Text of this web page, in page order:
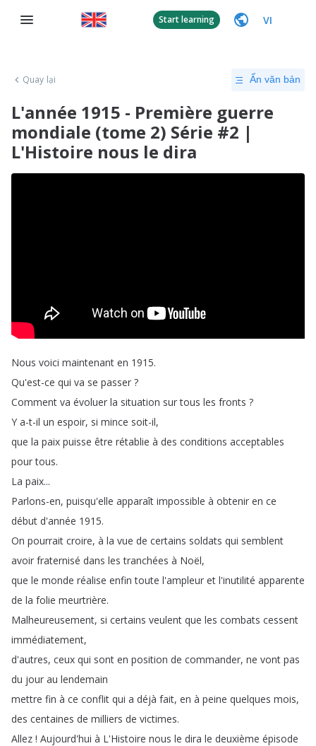
Start learning VI
Quay lại Ẩn văn bản
L'année 1915 - Première guerre
mondiale (tome 2) Série #2 |
L'Histoire nous le dira
Nous voici maintenant en 1915.
Qu'est-ce qui va se passer ?
Comment va évoluer la situation sur tous les fronts ?
Y a-t-il un espoir, si mince soit-il,
que la paix puisse être rétablie à des conditions acceptables
pour tous.
La paix...
Parlons-en, puisqu'elle apparaît impossible à obtenir en ce
début d'année 1915.
On pourrait croire, à la vue de certains soldats qui semblent
avoir fraternisé dans les tranchées à Noël,
que le monde réalise enfin toute l'ampleur et l'inutilité apparente
de la folie meurtrière.
Malheureusement, si certains veulent que les combats cessent
immédiatement,
d'autres, ceux qui sont en position de commander, ne vont pas
du jour au lendemain
mettre fin à ce conflit qui a déjà fait, en à peine quelques mois,
des centaines de milliers de victimes.
Allez ! Aujourd'hui à L'Histoire nous le dira le deuxième épisode